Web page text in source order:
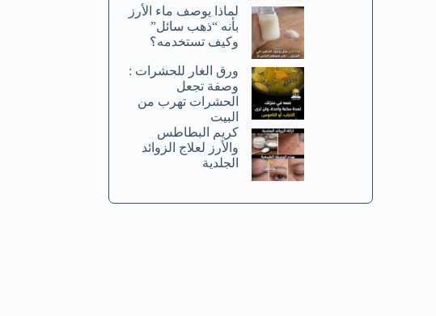
لماذا يوصف ماء الأرز
بأنه “ذهب سائل”
وكيف تستخدمه؟
ورق الغار للحشرات :
وصفة تجعل
الحشرات تهرب من
البيت
كريم البطاطس
والأرز لعلاج الزوائد
الجلدية